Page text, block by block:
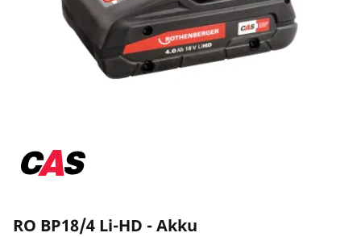
Länderauswahl
RO BP18/4 Li-HD - Akku